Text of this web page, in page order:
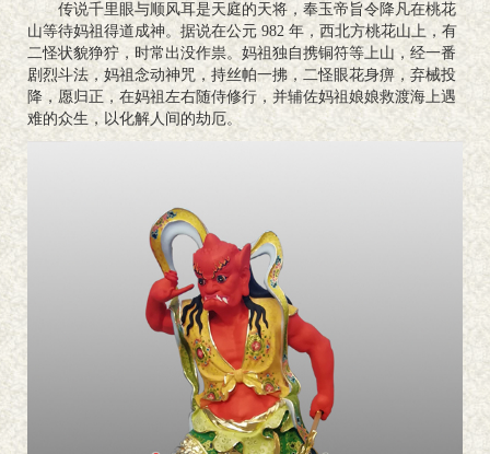
传说千里眼与顺风耳是天庭的天将，奉玉帝旨令降凡在桃花
山等待妈祖得道成神。据说在公元 982 年，西北方桃花山上，有
二怪状貌狰狞，时常出没作祟。妈祖独自携铜符等上山，经一番
剧烈斗法，妈祖念动神咒，持丝帕一拂，二怪眼花身痹，弃械投
降，愿归正，在妈祖左右随侍修行，并辅佐妈祖娘娘救渡海上遇
难的众生，以化解人间的劫厄。